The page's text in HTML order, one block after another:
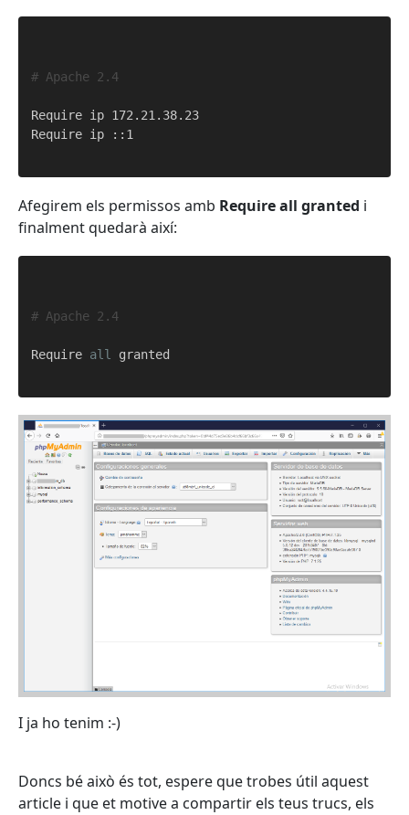
# Apache 2.4
Require ip 172.21.38.23
Require ip ::1
Afegirem els permissos amb Require all granted i
finalment quedarà així:
# Apache 2.4
Require all granted
I ja ho tenim :-)
Doncs bé això és tot, espere que trobes útil aquest
article i que et motive a compartir els teus trucs, els